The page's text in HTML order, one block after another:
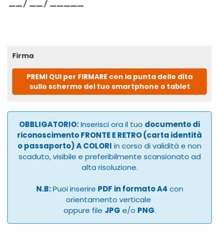
Firma
PREMI QUI per FIRMARE con la punta delle dita
sullo schermo del tuo smartphone o tablet
OBBLIGATORIO:Inserisci ora il tuo documento di
riconoscimento FRONTE E RETRO (carta identità
o passaporto) A COLORI in corso di validità e non
scaduto, visibile e preferibilmente scansionato ad
alta risoluzione.
N.B:Puoi inserire PDF in formato A4 con
orientamento verticale
oppure file JPG e/o PNG.